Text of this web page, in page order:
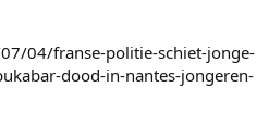
04/franse-politie-schiet-jonge-
dood-in-nantes-jongeren-